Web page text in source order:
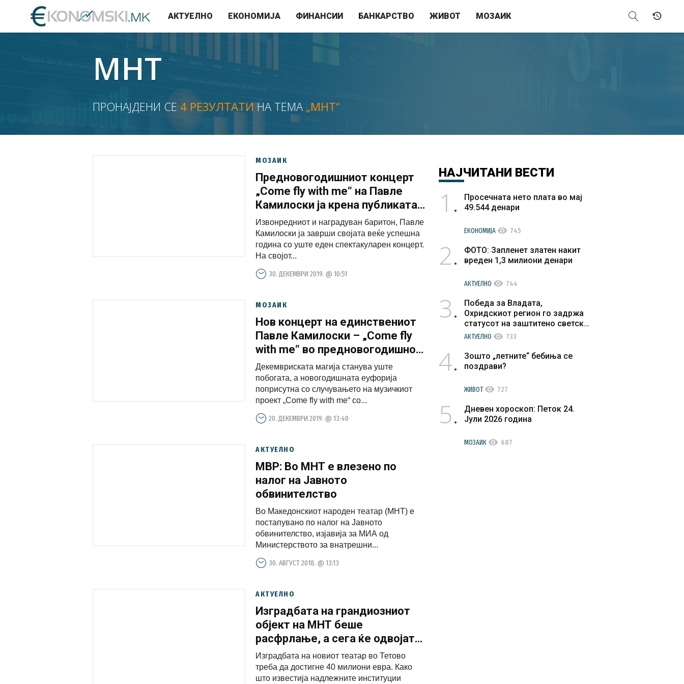
АКТУЕЛНО ЕКОНОМИЈА ФИНАНСИИ БАНКАРСТВО ЖИВОТ МОЗАИК
МНТ
ПРОНАЈДЕНИ СЕ4 РЕЗУЛТАТИНА ТЕМА „МНТ“
МОЗАИК
Предновогодишниот концерт
„Come fly with me“ на Павле
Камилоски ја крена публиката
на нозе (ФОТО)
Извонредниот и наградуван баритон, Павле
Камилоски ја заврши својата веќе успешна
година со уште еден спектакуларен концерт.
На својот...
30. ДЕКЕМВРИ 2019. @ 10:51
МОЗАИК
Нов концерт на единствениот
Павле Камилоски – „Come fly
with me“ во предновогодишно
издание
Декемвриската магија станува уште
побогата, а новогодишната еуфорија
поприсутна со случувањето на музичкиот
проект „Come fly with me“ со...
20. ДЕКЕМВРИ 2019. @ 13:40
АКТУЕЛНО
МВР: Во МНТ е влезено по
налог на Јавното
обвинителство
Во Македонскиот народен театар (МНТ) е
постапувано по налог на Јавното
обвинителство, изјавија за МИА од
Министерството за внатрешни...
30. АВГУСТ 2018. @ 13:13
АКТУЕЛНО
Изградбата на грандиозниот
објект на МНТ беше
расфрлање, а сега ќе одвојат
милиони евра повеќе за театар
во Тетово
Изградбата на новиот театар во Тетово
треба да достигне 40 милиони евра. Како
што известија надлежните институции
НАЈЧИТАНИ ВЕСТИ
1
Просечната нето плата во мај
49.544 денари
ЕКОНОМИЈА visibility 745
2
ФОТО: Запленет златен накит
вреден 1,3 милиони денари
АКТУЕЛНО visibility 744
3
Победа за Владата,
Охридскиот регион го задржа
статусот на заштитено светско
културно наследство
АКТУЕЛНО visibility 733
4
Зошто „летните“ бебиња се
поздрави?
ЖИВОТvisibility 727
5
Дневен хороскоп: Петок 24.
Јули 2026 година
МОЗАИК visibility 687